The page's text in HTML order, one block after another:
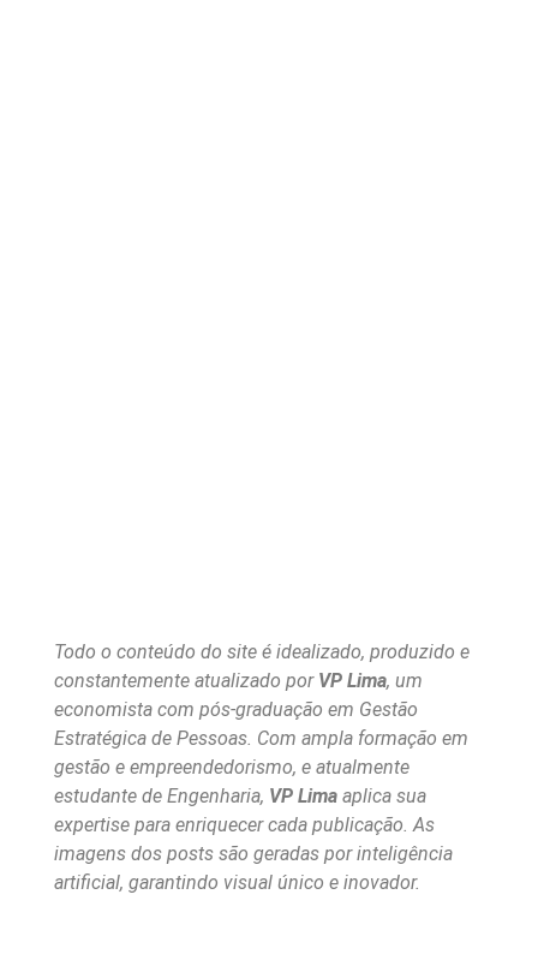
Todo o conteúdo do site é idealizado, produzido e
constantemente atualizado por VP Lima, um
economista com pós-graduação em Gestão
Estratégica de Pessoas. Com ampla formação em
gestão e empreendedorismo, e atualmente
estudante de Engenharia, VP Lima aplica sua
expertise para enriquecer cada publicação. As
imagens dos posts são geradas por inteligência
artificial, garantindo visual único e inovador.